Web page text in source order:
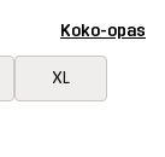
Koko-opas
XL